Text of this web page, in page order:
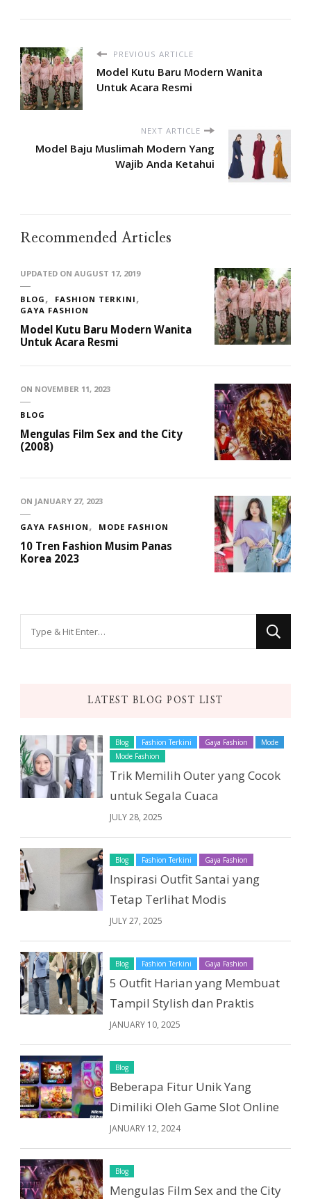
PREVIOUS ARTICLE
Model Kutu Baru Modern Wanita
Untuk Acara Resmi
NEXT ARTICLE
Model Baju Muslimah Modern Yang
Wajib Anda Ketahui
Recommended Articles
UPDATED ON AUGUST 17, 2019
BLOG
FASHION TERKINI
GAYA FASHION
Model Kutu Baru Modern Wanita
Untuk Acara Resmi
ON NOVEMBER 11, 2023
BLOG
Mengulas Film Sex and the City
(2008)
ON JANUARY 27, 2023
GAYA FASHION MODE FASHION
10 Tren Fashion Musim Panas
Korea 2023
LATEST BLOG POST LIST
Blog Fashion Terkini Gaya Fashion
Mode
Mode Fashion
Trik Memilih Outer yang Cocok
untuk Segala Cuaca
JULY 28, 2025
Blog Fashion Terkini Gaya Fashion
Inspirasi Outfit Santai yang
Tetap Terlihat Modis
JULY 27, 2025
Blog Fashion Terkini Gaya Fashion
5 Outfit Harian yang Membuat
Tampil Stylish dan Praktis
JANUARY 10, 2025
Blog
Beberapa Fitur Unik Yang
Dimiliki Oleh Game Slot Online
JANUARY 12, 2024
Blog
Mengulas Film Sex and the City